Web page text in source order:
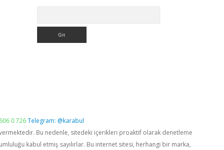
0 726Telegram: @karabul
vermektedir. Bu nedenle, sitedeki içerikleri proaktif olarak denetleme
kabul etmiş sayılırlar. Bu internet sitesi, herhangi bir marka,